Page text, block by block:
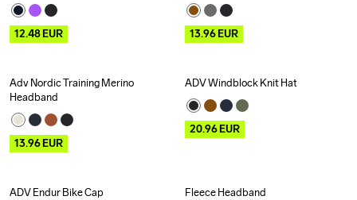
12.48EUR 13.96EUR
Outlet
Adv Nordic Training Merino
Headband
13.96EUR
Outlet
ADV Windblock Knit Hat
20.96EUR
ADV Endur Bike Cap
Fleece Headband